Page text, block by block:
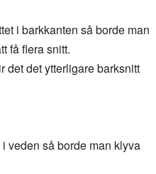
i barkkanten så borde man
få flera snitt.
det det ytterligare barksnitt
veden så borde man klyva